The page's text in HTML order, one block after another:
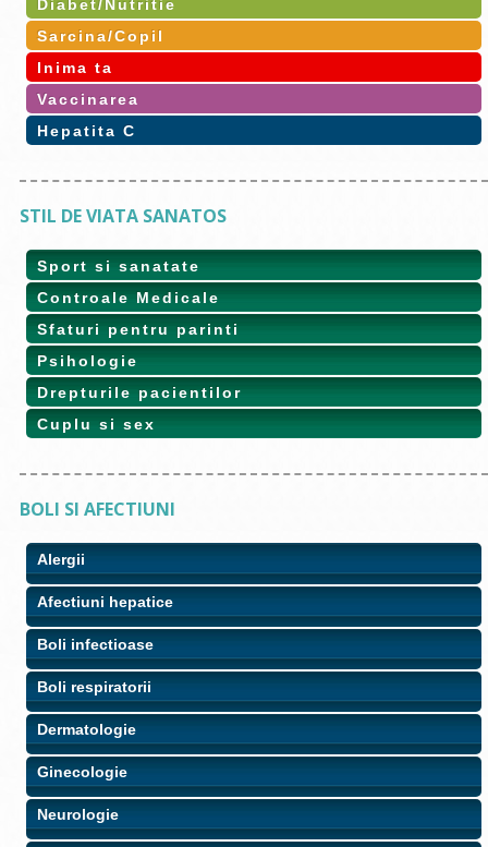
Diabet/Nutritie
Sarcina/Copil
Inima ta
Vaccinarea
Hepatita C
STIL DE VIATA SANATOS
Sport si sanatate
Controale Medicale
Sfaturi pentru parinti
Psihologie
Drepturile pacientilor
Cuplu si sex
BOLI SI AFECTIUNI
Alergii
Afectiuni hepatice
Boli infectioase
Boli respiratorii
Dermatologie
Ginecologie
Neurologie